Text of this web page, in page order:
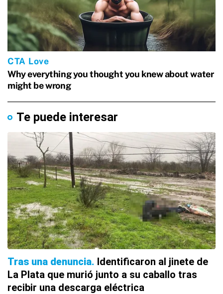
Te puede interesar
Tras una denuncia Identificaron al jinete de
La Plata que murió junto a su caballo tras
recibir una descarga eléctrica